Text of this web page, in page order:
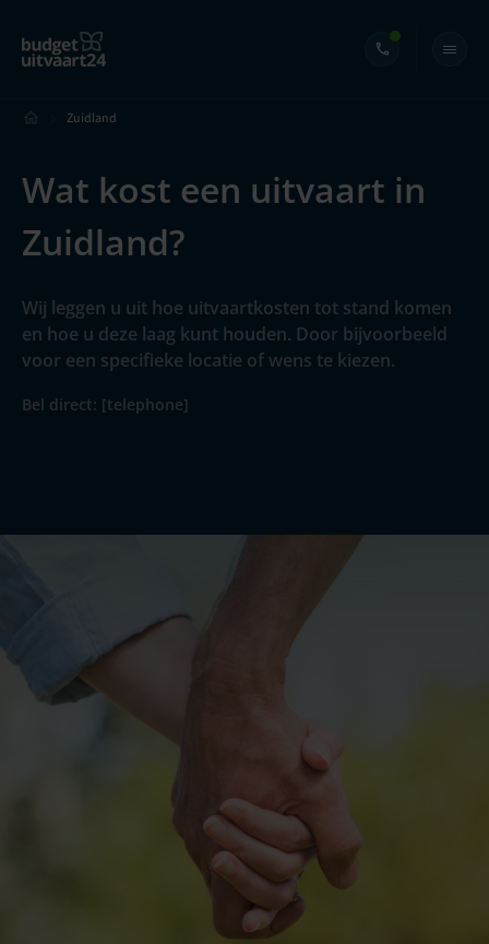
Zuidland
Wat kost een uitvaart in
Zuidland?
Wij leggen u uit hoe uitvaartkosten tot stand komen
en hoe u deze laag kunt houden. Door bijvoorbeeld
voor een specifieke locatie of wens te kiezen.
Bel direct: [telephone]